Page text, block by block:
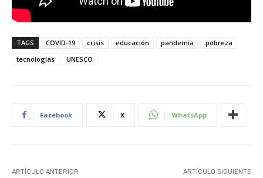
TAGS COVID-19 crisis educación pandemia
pobreza
tecnologías
UNESCO
Facebook X WhatsApp
ARTÍCULO ANTERIOR ARTÍCULO SIGUIENTE